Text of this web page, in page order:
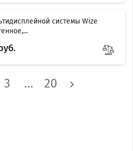
системы Wize
3 … 20 